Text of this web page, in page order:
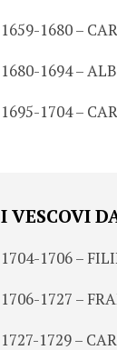
1659-1680 –
1680-1694 –
1695-1704 –
I VESCOVI
1704-1706 –
1706-1727 –
1727-1729 –